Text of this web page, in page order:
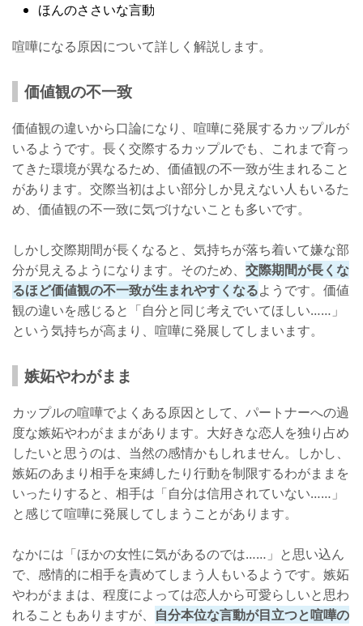
わかり合えるまで話し合おう！
ほんのささいな言動
喧嘩になる原因について詳しく解説します。
価値観の不一致
価値観の違いから口論になり、喧嘩に発展するカップルが
いるようです。長く交際するカップルでも、これまで育っ
てきた環境が異なるため、価値観の不一致が生まれること
があります。交際当初はよい部分しか見えない人もいるた
め、価値観の不一致に気づけないことも多いです。
しかし交際期間が長くなると、気持ちが落ち着いて嫌な部
分が見えるようになります。そのため、 交際期間が長くな
るほど価値観の不一致が生まれやすくなるようです。価値
観の違いを感じると「自分と同じ考えでいてほしい……」
という気持ちが高まり、喧嘩に発展してしまいます。
嫉妬やわがまま
カップルの喧嘩でよくある原因として、パートナーへの過
度な嫉妬やわがままがあります。大好きな恋人を独り占め
したいと思うのは、当然の感情かもしれません。しかし、
嫉妬のあまり相手を束縛したり行動を制限するわがままを
いったりすると、相手は「自分は信用されていない……」
と感じて喧嘩に発展してしまうことがあります。
なかには「ほかの女性に気があるのでは……」と思い込ん
で、感情的に相手を責めてしまう人もいるようです。嫉妬
やわがままは、程度によっては恋人から可愛らしいと思わ
れることもありますが、 自分本位な言動が目立つと喧嘩の